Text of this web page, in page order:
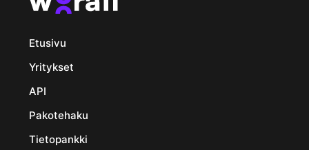
Etusivu
Yritykset
API
Pakotehaku
Tietopankki